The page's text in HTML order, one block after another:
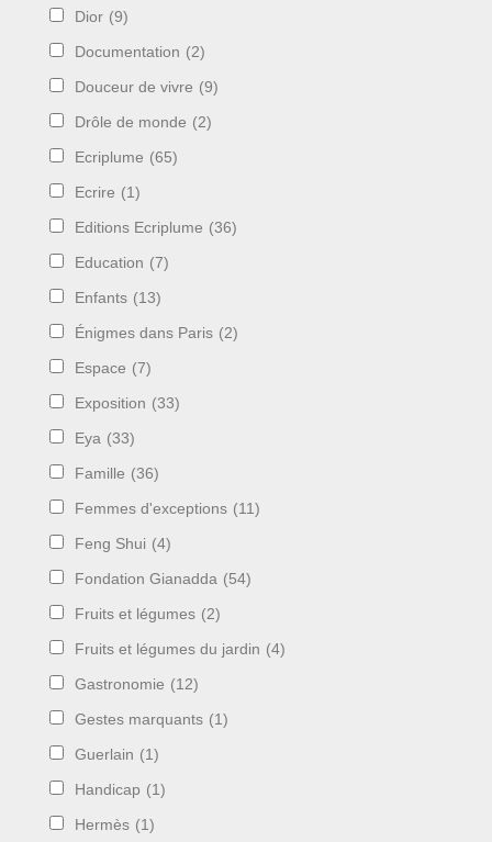
Dior (9)
Documentation (2)
Douceur de vivre (9)
Drôle de monde (2)
Ecriplume (65)
Ecrire (1)
Editions Ecriplume (36)
Education (7)
Enfants (13)
Énigmes dans Paris (2)
Espace (7)
Exposition (33)
Eya (33)
Famille (36)
Femmes d'exceptions (11)
Feng Shui (4)
Fondation Gianadda (54)
Fruits et légumes (2)
Fruits et légumes du jardin (4)
Gastronomie (12)
Gestes marquants (1)
Guerlain (1)
Handicap (1)
Hermès (1)